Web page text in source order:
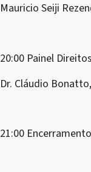
Mauricio Seiji
20:00 Painel
Dr. Cláudio
21:00 Encerramento